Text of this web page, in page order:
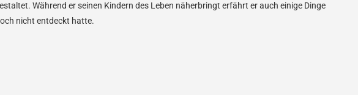
Während er seinen Kindern des Leben näherbringt erfährt er auch einige Dinge
nicht entdeckt hatte.